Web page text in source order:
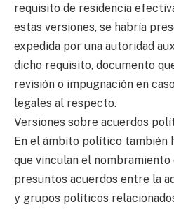
requisito de residencia
estas versiones, se habría
expedida por una autoridad
dicho requisito, documento
revisión o impugnación en
legales al respecto.
Versiones sobre acuerdos
En el ámbito político también
que vinculan el nombramiento
presuntos acuerdos entre la
y grupos políticos